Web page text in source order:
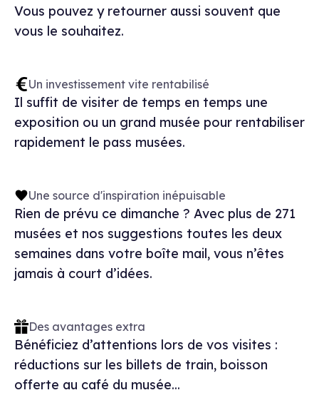
Vous pouvez y retourner aussi souvent que
vous le souhaitez.
Un investissement vite rentabilisé
Il suffit de visiter de temps en temps une
exposition ou un grand musée pour rentabiliser
rapidement le pass musées.
Une source d'inspiration inépuisable
Rien de prévu ce dimanche ? Avec plus de 271
musées et nos suggestions toutes les deux
semaines dans votre boîte mail, vous n’êtes
jamais à court d’idées.
Des avantages extra
Bénéficiez d’attentions lors de vos visites :
réductions sur les billets de train, boisson
offerte au café du musée...